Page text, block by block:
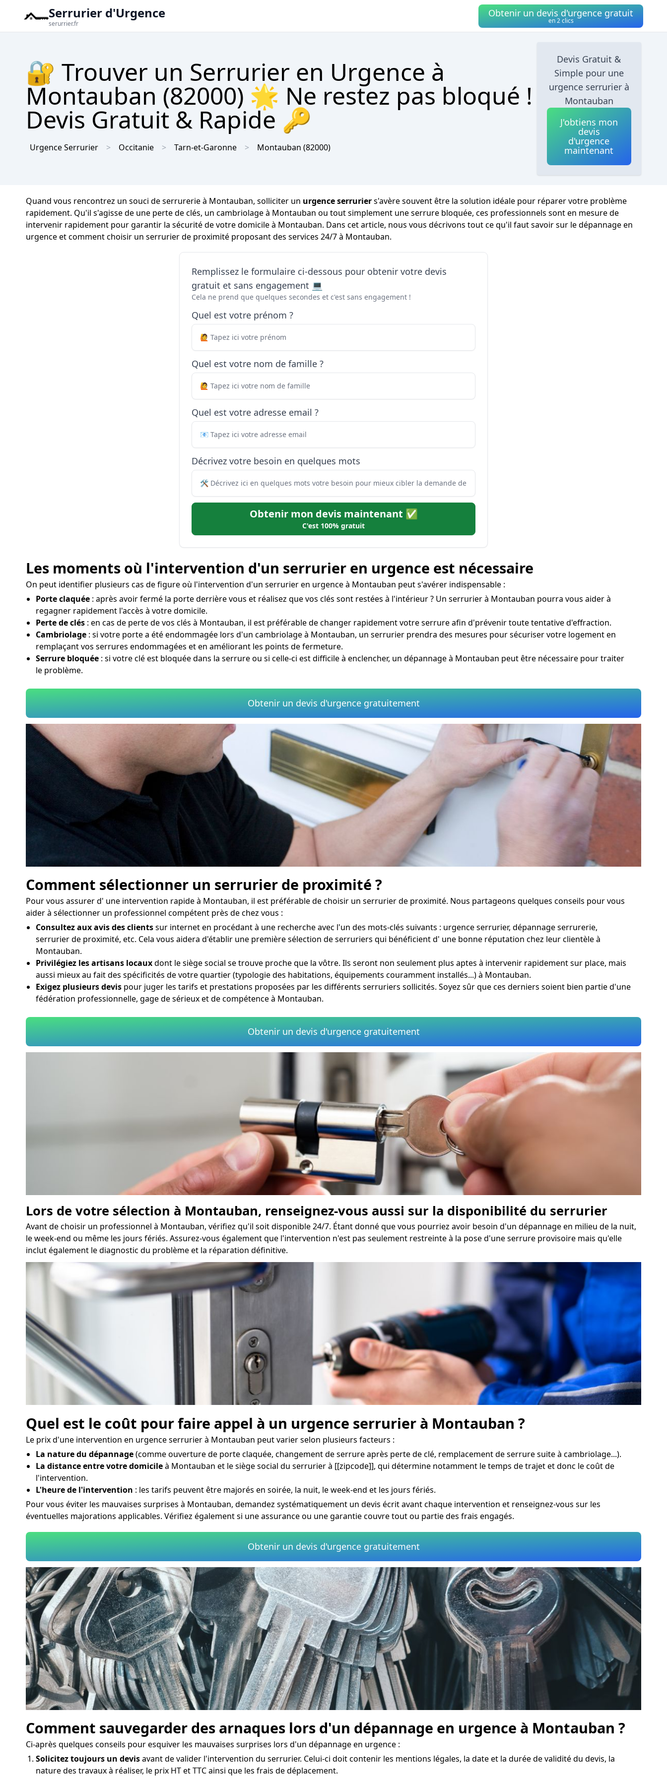
Serrurier d'Urgence
serurrier.fr
Obtenir un devis d'urgence gratuit
en 2 clics
🔐 Trouver un Serrurier en Urgence à
Montauban (82000) 🌟 Ne restez pas bloqué !
Devis Gratuit & Rapide 🔑
Urgence Serrurier Occitanie Tarn-et-Garonne Montauban (82000)
Devis Gratuit &
Simple pour une
urgence serrurier à
Montauban
J'obtiens mon
devis
d'urgence
maintenant
Quand vous rencontrez un souci de serrurerie à Montauban, solliciter un urgence serruriers'avère souvent être la solution idéale pour réparer votre problème
rapidement. Qu'il s'agisse de une perte de clés, un cambriolage à Montauban ou tout simplement une serrure bloquée, ces professionnels sont en mesure de
intervenir rapidement pour garantir la sécurité de votre domicile à Montauban. Dans cet article, nous vous décrivons tout ce qu'il faut savoir sur le dépannage en
urgence et comment choisir un serrurier de proximité proposant des services 24/7 à Montauban.
Remplissez le formulaire ci-dessous pour obtenir votre devis
gratuit et sans engagement 💻
Cela ne prend que quelques secondes et c'est sans engagement !
Quel est votre prénom ?
Quel est votre nom de famille ?
Quel est votre adresse email ?
Décrivez votre besoin en quelques mots
Obtenir mon devis maintenant ✅
C'est 100% gratuit
Les moments où l'intervention d'un serrurier en urgence est nécessaire
On peut identifier plusieurs cas de figure où l'intervention d'un serrurier en urgence à Montauban peut s'avérer indispensable :
Porte claquée : après avoir fermé la porte derrière vous et réalisez que vos clés sont restées à l'intérieur ? Un serrurier à Montauban pourra vous aider à
regagner rapidement l'accès à votre domicile.
Perte de clés : en cas de perte de vos clés à Montauban, il est préférable de changer rapidement votre serrure afin d'prévenir toute tentative d'effraction.
Cambriolage : si votre porte a été endommagée lors d'un cambriolage à Montauban, un serrurier prendra des mesures pour sécuriser votre logement en
remplaçant vos serrures endommagées et en améliorant les points de fermeture.
Serrure bloquée : si votre clé est bloquée dans la serrure ou si celle-ci est difficile à enclencher, un dépannage à Montauban peut être nécessaire pour traiter
le problème.
Obtenir un devis d'urgence gratuitement
Comment sélectionner un serrurier de proximité ?
Pour vous assurer d' une intervention rapide à Montauban, il est préférable de choisir un serrurier de proximité. Nous partageons quelques conseils pour vous
aider à sélectionner un professionnel compétent près de chez vous :
Consultez aux avis des clientssur internet en procédant à une recherche avec l'un des mots-clés suivants : urgence serrurier, dépannage serrurerie,
serrurier de proximité, etc. Cela vous aidera d'établir une première sélection de serruriers qui bénéficient d' une bonne réputation chez leur clientèle à
Montauban.
Privilégiez les artisans locauxdont le siège social se trouve proche que la vôtre. Ils seront non seulement plus aptes à intervenir rapidement sur place, mais
aussi mieux au fait des spécificités de votre quartier (typologie des habitations, équipements couramment installés...) à Montauban.
Exigez plusieurs devis pour juger les tarifs et prestations proposées par les différents serruriers sollicités. Soyez sûr que ces derniers soient bien partie d'une
fédération professionnelle, gage de sérieux et de compétence à Montauban.
Obtenir un devis d'urgence gratuitement
Lors de votre sélection à Montauban, renseignez-vous aussi sur la disponibilité du serrurier
Avant de choisir un professionnel à Montauban, vérifiez qu'il soit disponible 24/7. Étant donné que vous pourriez avoir besoin d'un dépannage en milieu de la nuit,
le week-end ou même les jours fériés. Assurez-vous également que l'intervention n'est pas seulement restreinte à la pose d'une serrure provisoire mais qu'elle
inclut également le diagnostic du problème et la réparation définitive.
Quel est le coût pour faire appel à un urgence serrurier à Montauban ?
Le prix d'une intervention en urgence serrurier à Montauban peut varier selon plusieurs facteurs :
La nature du dépannage(comme ouverture de porte claquée, changement de serrure après perte de clé, remplacement de serrure suite à cambriolage...).
La distance entre votre domicileà Montauban et le siège social du serrurier à [[zipcode]], qui détermine notamment le temps de trajet et donc le coût de
l'intervention.
L'heure de l'intervention : les tarifs peuvent être majorés en soirée, la nuit, le week-end et les jours fériés.
Pour vous éviter les mauvaises surprises à Montauban, demandez systématiquement un devis écrit avant chaque intervention et renseignez-vous sur les
éventuelles majorations applicables. Vérifiez également si une assurance ou une garantie couvre tout ou partie des frais engagés.
Obtenir un devis d'urgence gratuitement
Comment sauvegarder des arnaques lors d'un dépannage en urgence à Montauban ?
Ci-après quelques conseils pour esquiver les mauvaises surprises lors d'un dépannage en urgence :
Solicitez toujours un devisavant de valider l'intervention du serrurier. Celui-ci doit contenir les mentions légales, la date et la durée de validité du devis, la
nature des travaux à réaliser, le prix HT et TTC ainsi que les frais de déplacement.